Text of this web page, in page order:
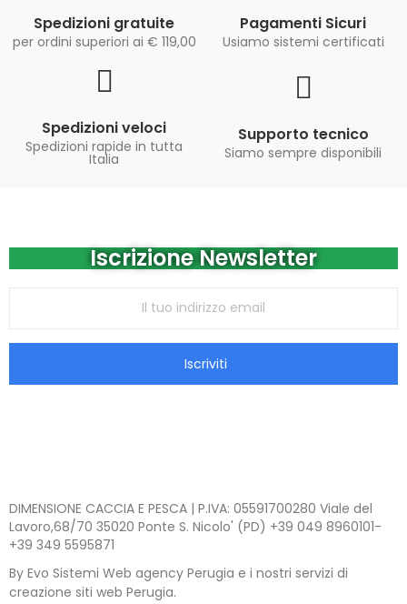
Spedizioni gratuite
per ordini superiori ai € 119,00
Pagamenti Sicuri
Usiamo sistemi certificati
Spedizioni veloci
Spedizioni rapide in tutta
Italia
Supporto tecnico
Siamo sempre disponibili
Iscrizione Newsletter
Iscriviti
DIMENSIONE CACCIA E PESCA | P.IVA: 05591700280 Viale del
Lavoro,68/70 35020 Ponte S. Nicolo' (PD) +39 049 8960101-
+39 349 5595871
By Evo Sistemi Web agency Perugia e i nostri servizi di
creazione siti web Perugia.